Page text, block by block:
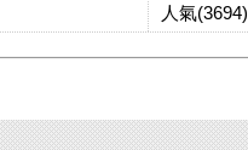
人氣(3694)